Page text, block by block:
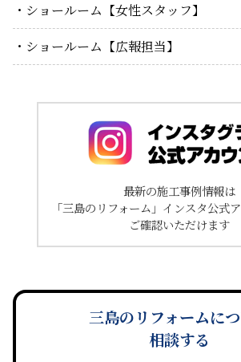
ショールーム【女性スタッフ】
ショールーム【広報担当】
最新の施工事例情報は
「三島のリフォーム」インスタ公式
ご確認いただけます
三島のリフォームに
相談する